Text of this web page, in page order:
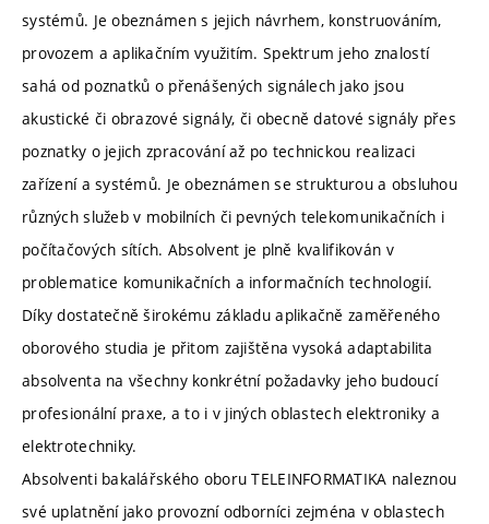
systémů. Je obeznámen s jejich návrhem, konstruováním,
provozem a aplikačním využitím. Spektrum jeho znalostí
sahá od poznatků o přenášených signálech jako jsou
akustické či obrazové signály, či obecně datové signály přes
poznatky o jejich zpracování až po technickou realizaci
zařízení a systémů. Je obeznámen se strukturou a obsluhou
různých služeb v mobilních či pevných telekomunikačních i
počítačových sítích. Absolvent je plně kvalifikován v
problematice komunikačních a informačních technologií.
Díky dostatečně širokému základu aplikačně zaměřeného
oborového studia je přitom zajištěna vysoká adaptabilita
absolventa na všechny konkrétní požadavky jeho budoucí
profesionální praxe, a to i v jiných oblastech elektroniky a
elektrotechniky.
Absolventi bakalářského oboru TELEINFORMATIKA naleznou
své uplatnění jako provozní odborníci zejména v oblastech